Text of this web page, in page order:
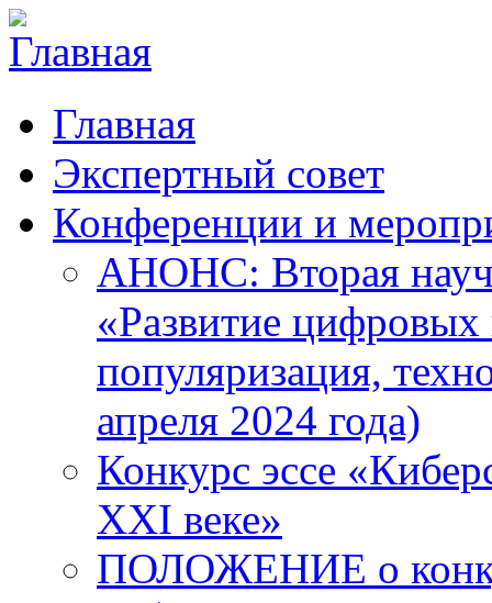
Главная
Экспертный совет
Конференции и
АНОНС: Вторая
«Развитие цифровых
популяризация,
апреля 2024 года)
Конкурс эссе
XXI веке»
ПОЛОЖЕНИЕ о